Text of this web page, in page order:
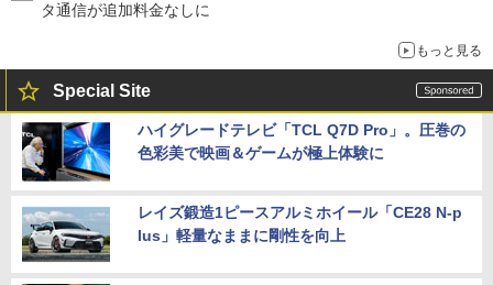
タ通信が追加料金なしに
もっと見る
Special Site
ハイグレードテレビ「TCL Q7D Pro」。圧巻の
色彩美で映画＆ゲームが極上体験に
レイズ鍛造1ピースアルミホイール「CE28 N-p
lus」軽量なままに剛性を向上